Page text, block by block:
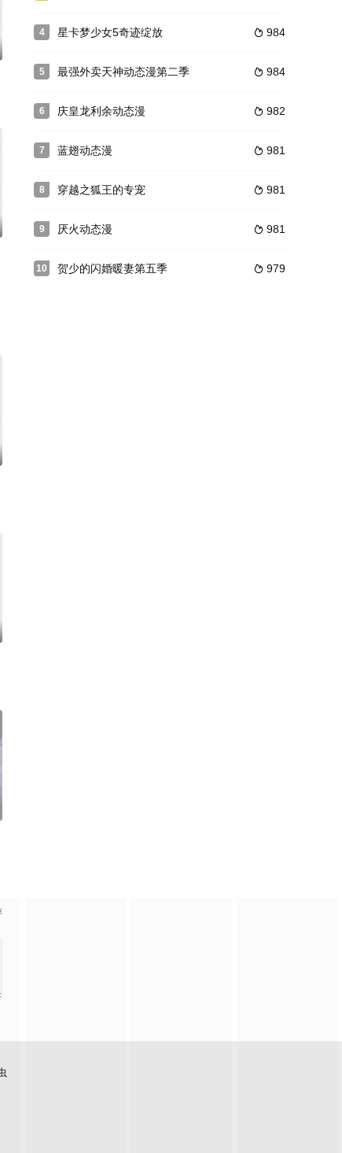
搅得天翻地覆，也不委曲求全，可
、火、雷、冰四灵兽和封魔碑，还在秘境之中意外获得了各方势力觊觎已
为可以作威作福，却没想到，想要让这系统升级，他需要不停的挨揍。就
升级变强！方能站上世界之巅！ 转职当天，林默语成为唯一性隐藏职
，而游戏中的他却成了怪物，无尽进化后，杀得全服菜鸟闻风丧胆，顺便
，一边暗中追查潜伏在参赛者中的
王下一秒竟然变成嗜血凶兽……“明”失去了一切在乎的人，这个糟糕
与老友佛印（一心想将苏东坡渡入佛门）、辽国女粉丝耶律云（原型为高
利落果决的刀法身手，惩处奸恶，
治，域内宇宙分为神界，仙界，凡间。 在宇宙中，像天罚大陆这样的凡
遭人暗算，残魂沉睡万年之后，在天运大陆南云帝国有名的“废物牧云”身
满趣味的方式应对生活琐事或难题
始新的冒险，意外与凤凰神宗弟子结下梁子，同时也结识了凤凰神女，雪
4  984
星卡梦少女5奇迹绽放
5  984
最强外卖天神动态漫第二季
6  982
庆皇龙利余动态漫
7  981
蓝翅动态漫
8  981
穿越之狐王的专宠
9  981
厌火动态漫
10  979
贺少的闪婚暖妻第五季